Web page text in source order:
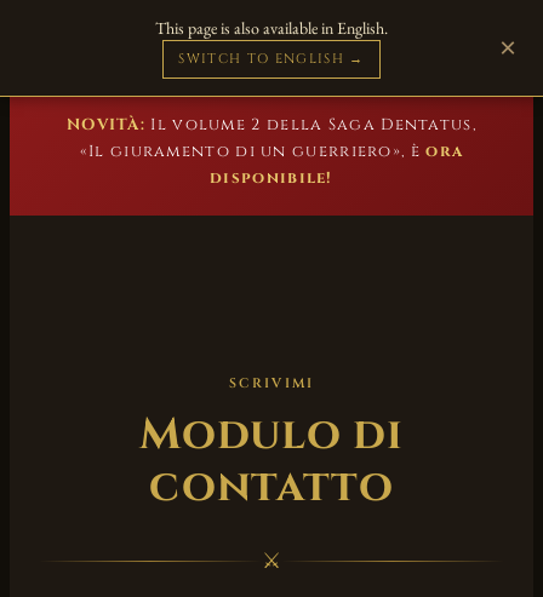
NOVITÀ: Il volume 2 della Saga Dentatus,
«Il giuramento di un guerriero», èora
disponibile!
Marc Beuster
Romanzi storici
DE EN
SCRIVIMI
Modulo di
contatto
⚔
This page is also available in English.
SWITCH TO ENGLISH → ×